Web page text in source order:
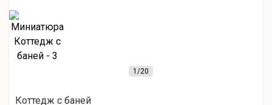
1/20
Коттедж с баней